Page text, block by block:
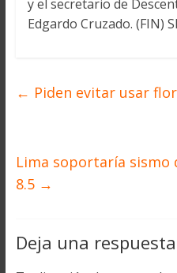
y el secretario de
Edgardo Cruzado. (FIN)
← Piden evitar usar
Lima soportaría sismo
8.5 →
Deja una respuesta